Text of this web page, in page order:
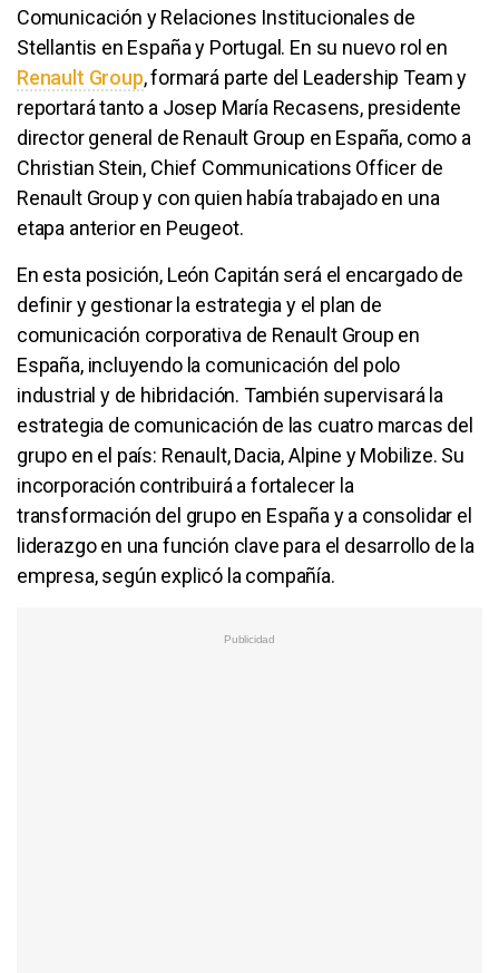
Comunicación y Relaciones Institucionales de
Stellantis en España y Portugal. En su nuevo rol en
Renault Group, formará parte del Leadership Team y
reportará tanto a Josep María Recasens, presidente
director general de Renault Group en España, como a
Christian Stein, Chief Communications Officer de
Renault Group y con quien había trabajado en una
etapa anterior en Peugeot.
En esta posición, León Capitán será el encargado de
definir y gestionar la estrategia y el plan de
comunicación corporativa de Renault Group en
España, incluyendo la comunicación del polo
industrial y de hibridación. También supervisará la
estrategia de comunicación de las cuatro marcas del
grupo en el país: Renault, Dacia, Alpine y Mobilize. Su
incorporación contribuirá a fortalecer la
transformación del grupo en España y a consolidar el
liderazgo en una función clave para el desarrollo de la
empresa, según explicó la compañía.